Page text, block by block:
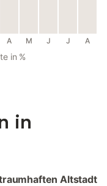
A M J J A
in %
in
Altstadt